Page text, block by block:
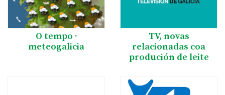
O tempo ·
meteogalicia
TV, novas
relacionadas coa
produción de leite